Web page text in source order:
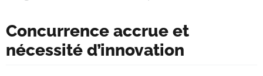
Concurrence accrue et
nécessité d’innovation